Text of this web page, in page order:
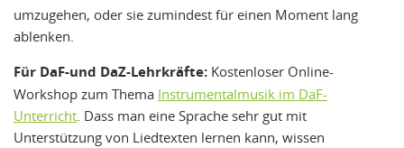
umzugehen, oder sie zumindest für einen Moment lang
ablenken.
Für DaF-und DaZ-Lehrkräfte: Kostenloser Online-
Workshop zum Thema Instrumentalmusik im DaF-
Unterricht . Dass man eine Sprache sehr gut mit
Unterstützung von Liedtexten lernen kann, wissen